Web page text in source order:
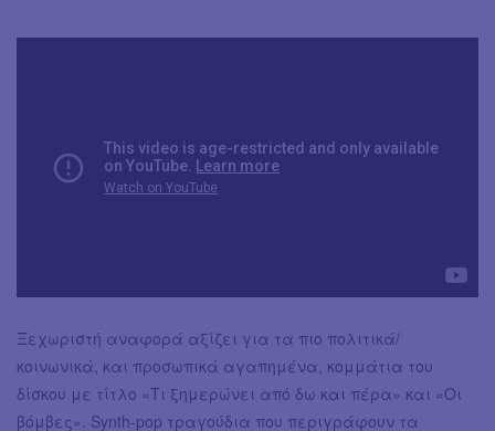
Ξεχωριστή αναφορά αξίζει για τα πιο πολιτικά/
κοινωνικά, και προσωπικά αγαπημένα, κομμάτια του
δίσκου με τίτλο «Τι ξημερώνει από δω και πέρα» και «Οι
βόμβες». Synth-pop τραγούδια που περιγράφουν τα